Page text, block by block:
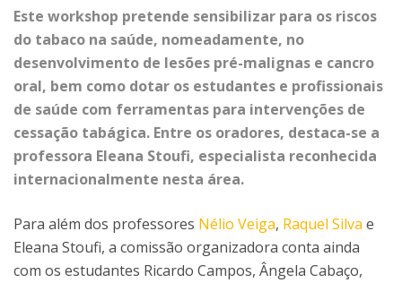
Este workshop pretende sensibilizar para os riscos
do tabaco na saúde, nomeadamente, no
desenvolvimento de lesões pré-malignas e cancro
oral, bem como dotar os estudantes e profissionais
de saúde com ferramentas para intervenções de
cessação tabágica. Entre os oradores, destaca-se a
professora Eleana Stoufi, especialista reconhecida
internacionalmente nesta área.
Para além dos professores Nélio Veiga, Raquel Silva e
Eleana Stoufi, a comissão organizadora conta ainda
com os estudantes Ricardo Campos, Ângela Cabaço,